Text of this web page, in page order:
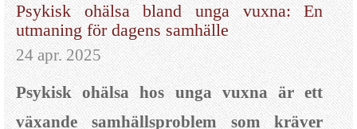
Psykisk ohälsa bland unga vuxna: En
utmaning för dagens samhälle
24 apr. 2025
Psykisk ohälsa hos unga vuxna är ett
växande samhällsproblem som kräver